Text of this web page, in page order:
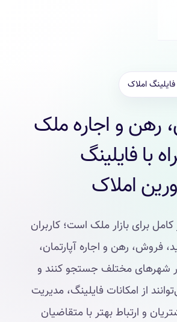
املاک
رهن و اجاره ملک
با فایلینگ
املاک
برای بازار ملک است؛ کاربران
فروش، رهن و اجاره آپارتمان،
در شهرهای مختلف جستجو کنند و
از امکانات فایلینگ، مدیریت
و ارتباط بهتر با متقاضیان